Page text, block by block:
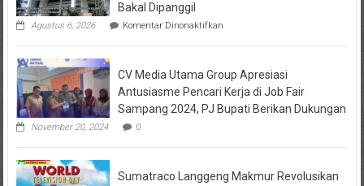
Bakal Dipanggil
Agustus 6, 2026 Komentar Dinonaktifkanpada
Masalah
KPRI
Sejahtera
Diselidiki
Kejari
Pihak
Dipanggil
CV Media Utama Group Apresiasi
Antusiasme Pencari Kerja di Job Fair
Sampang 2024, PJ Bupati Berikan Dukungan
November 20, 2024 0
Sumatraco Langgeng Makmur Revolusikan